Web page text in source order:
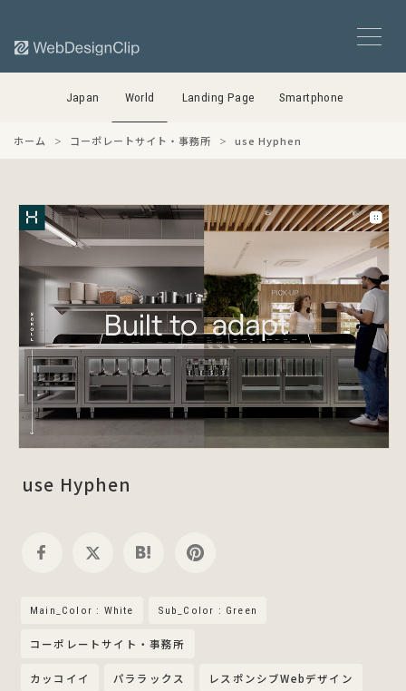
Japan World Landing Page Smartphone
ホーム コーポレートサイト・事務所 use Hyphen
use Hyphen
Main_Color : White Sub_Color : Green
コーポレートサイト・事務所
カッコイイ パララックス レスポンシブWebデザイン